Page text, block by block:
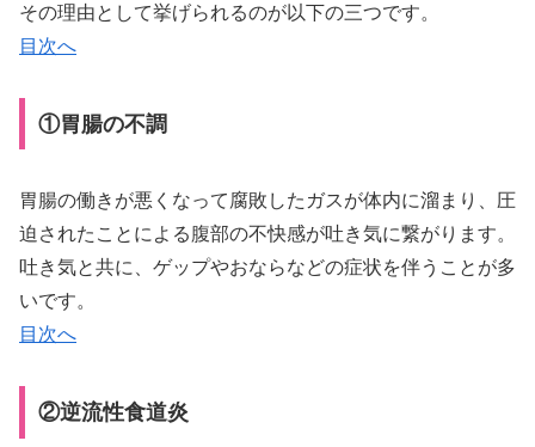
その理由として挙げられるのが以下の三つです。
目次へ
①胃腸の不調
胃腸の働きが悪くなって腐敗したガスが体内に溜まり、圧
迫されたことによる腹部の不快感が吐き気に繋がります。
吐き気と共に、ゲップやおならなどの症状を伴うことが多
いです。
目次へ
②逆流性食道炎